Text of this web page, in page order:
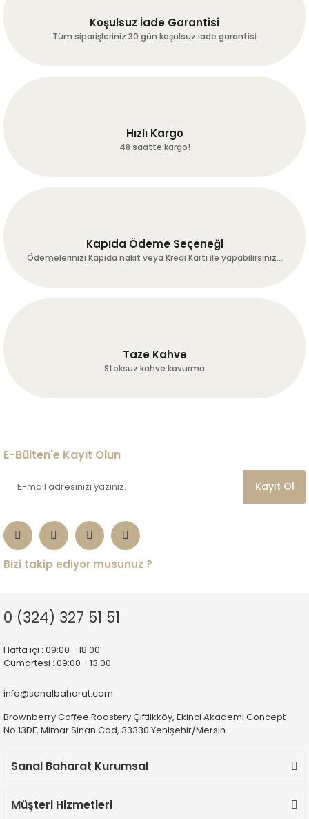
Hiçbir sorun yaşamadan
ürünlerimize ulaştık.
k... c... | 21/07/2026
Hızlı ve kaliteli gönderi. Sosyal
medyada fb ve insta da biraz
kahveler kaliteli firmanın
azından herkesin bir kere
denemesini tavsiye ederim…
Erkan Alkan | 16/07/2026
Koşulsuz İade Garantisi
Tüm siparişleriniz 30 gün koşulsuz iade garantisi
Hızlı Kargo
48 saatte kargo!
Kapıda Ödeme Seçeneği
Ödemelerinizi Kapıda nakit veya Kredi Kartı ile yapabilirsiniz...
Taze Kahve
Stoksuz kahve kavurma
E-Bülten'e Kayıt Olun
Kayıt Ol
Bizi takip ediyor musunuz ?
0 (324) 327 51 51
Hafta içi : 09:00 - 18:00
Cumartesi : 09:00 - 13:00
info@sanalbaharat.com
Brownberry Coffee Roastery Çiftlikköy, Ekinci Akademi Concept
No:13DF, Mimar Sinan Cad, 33330 Yenişehir/Mersin
Sanal Baharat Kurumsal
Müşteri Hizmetleri